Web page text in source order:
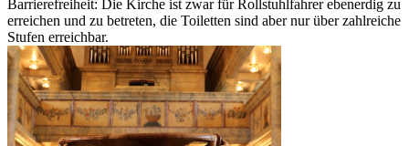
Barrierefreiheit: Die Kirche ist zwar für Rollstuhlfahrer ebenerdig zu
erreichen und zu betreten, die Toiletten sind aber nur über zahlreiche
Stufen erreichbar.